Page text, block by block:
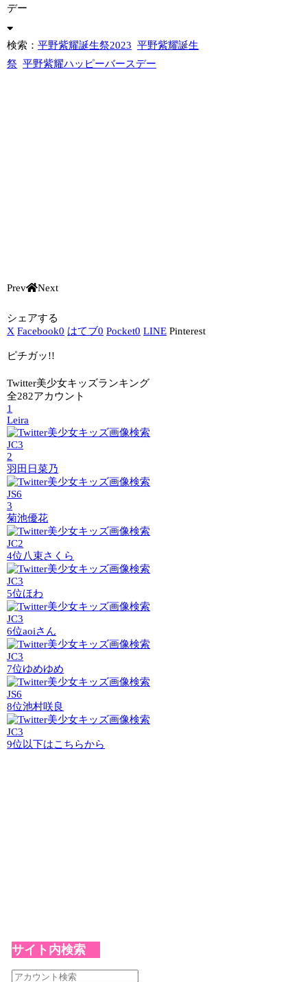
デー
検索：平野紫耀誕生祭2023 平野紫耀誕生
祭 平野紫耀ハッピーバースデー
Prev Next
シェアする
X Facebook0 はてブ0 Pocket0 LINE Pinterest
ピチガッ!!
Twitter美少女キッズランキング
全282アカウント
1
Leira
JC3
2
羽田日菜乃
JS6
3
菊池優花
JC2
4位八束さくら
JC3
5位ほわ
JC3
6位aoiさん
JC3
7位ゆめゆめ
JS6
8位池村咲良
JC3
9位以下はこちらから
サイト内検索